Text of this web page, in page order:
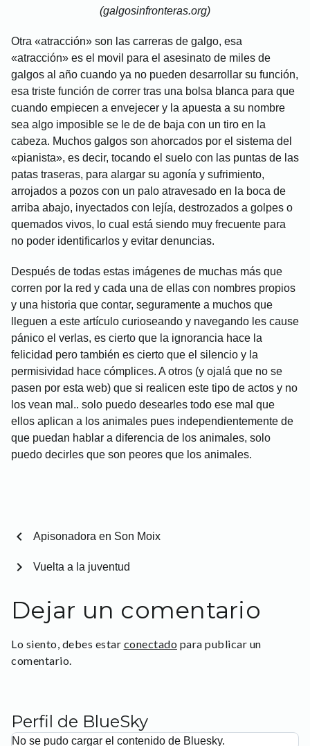
(galgosinfronteras.org)
Otra «atracción» son las carreras de galgo, esa
«atracción» es el movil para el asesinato de miles de
galgos al año cuando ya no pueden desarrollar su función,
esa triste función de correr tras una bolsa blanca para que
cuando empiecen a envejecer y la apuesta a su nombre
sea algo imposible se le de de baja con un tiro en la
cabeza. Muchos galgos son ahorcados por el sistema del
«pianista», es decir, tocando el suelo con las puntas de las
patas traseras, para alargar su agonía y sufrimiento,
arrojados a pozos con un palo atravesado en la boca de
arriba abajo, inyectados con lejía, destrozados a golpes o
quemados vivos, lo cual está siendo muy frecuente para
no poder identificarlos y evitar denuncias.
Después de todas estas imágenes de muchas más que
corren por la red y cada una de ellas con nombres propios
y una historia que contar, seguramente a muchos que
lleguen a este artículo curioseando y navegando les cause
pánico el verlas, es cierto que la ignorancia hace la
felicidad pero también es cierto que el silencio y la
permisividad hace cómplices. A otros (y ojalá que no se
pasen por esta web) que si realicen este tipo de actos y no
los vean mal.. solo puedo desearles todo ese mal que
ellos aplican a los animales pues independientemente de
que puedan hablar a diferencia de los animales, solo
puedo decirles que son peores que los animales.
chevron_left Apisonadora en Son Moix
Vuelta a la juventud
chevron_right
Dejar un comentario
Lo siento, debes estar conectado para publicar un
comentario.
Perfil de BlueSky
No se pudo cargar el contenido de Bluesky.